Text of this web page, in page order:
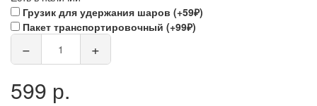
Грузик для удержания шаров (+59₽)
Пакет транспортировочный (+99₽)
− +
599 р.